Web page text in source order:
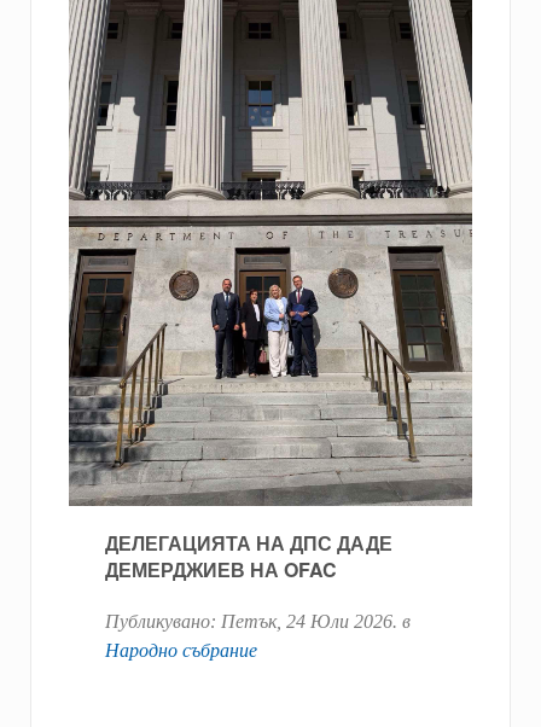
ДЕЛЕГАЦИЯТА НА ДПС ДАДЕ
ДЕМЕРДЖИЕВ НА OFAC
Публикувано: Петък, 24 Юли 2026. в
Народно събрание